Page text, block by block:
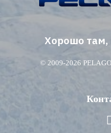
Хорошо там,
© 2009-2026